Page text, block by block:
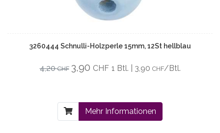
3260444 Schnulli-Holzperle 15mm, 12St hellblau
4,20CHF 3,90 CHF 1 Btl. | 3,90 CHF/Btl.
Mehr Informationen